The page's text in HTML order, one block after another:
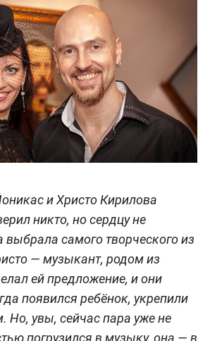
и Христо Кирилова
никто, но сердцу не
самого творческого из
— музыкант, родом из
ей предложение, и они
появился ребёнок, укрепили
Но, увы, сейчас пара уже не
погрузился в музыку, она — в